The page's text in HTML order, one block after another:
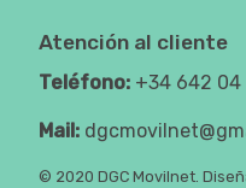
Atención al cliente
Teléfono: +34 642 04
Mail:
© 2020 DGC Movilnet.